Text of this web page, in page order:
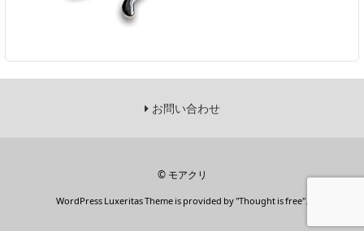
お問い合わせ
© モアクリ
WordPress Luxeritas Theme is provided by "Thought is free".